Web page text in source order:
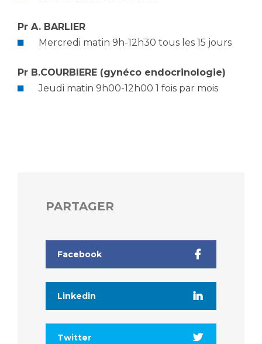
Lieu de santé sans tabac
Pr A. BARLIER
Mercredi matin 9h-12h30 tous les 15 jours
Pr B.COURBIERE (gynéco endocrinologie)
Jeudi matin 9h00-12h00 1 fois par mois
PARTAGER
Facebook
Linkedin
Twitter